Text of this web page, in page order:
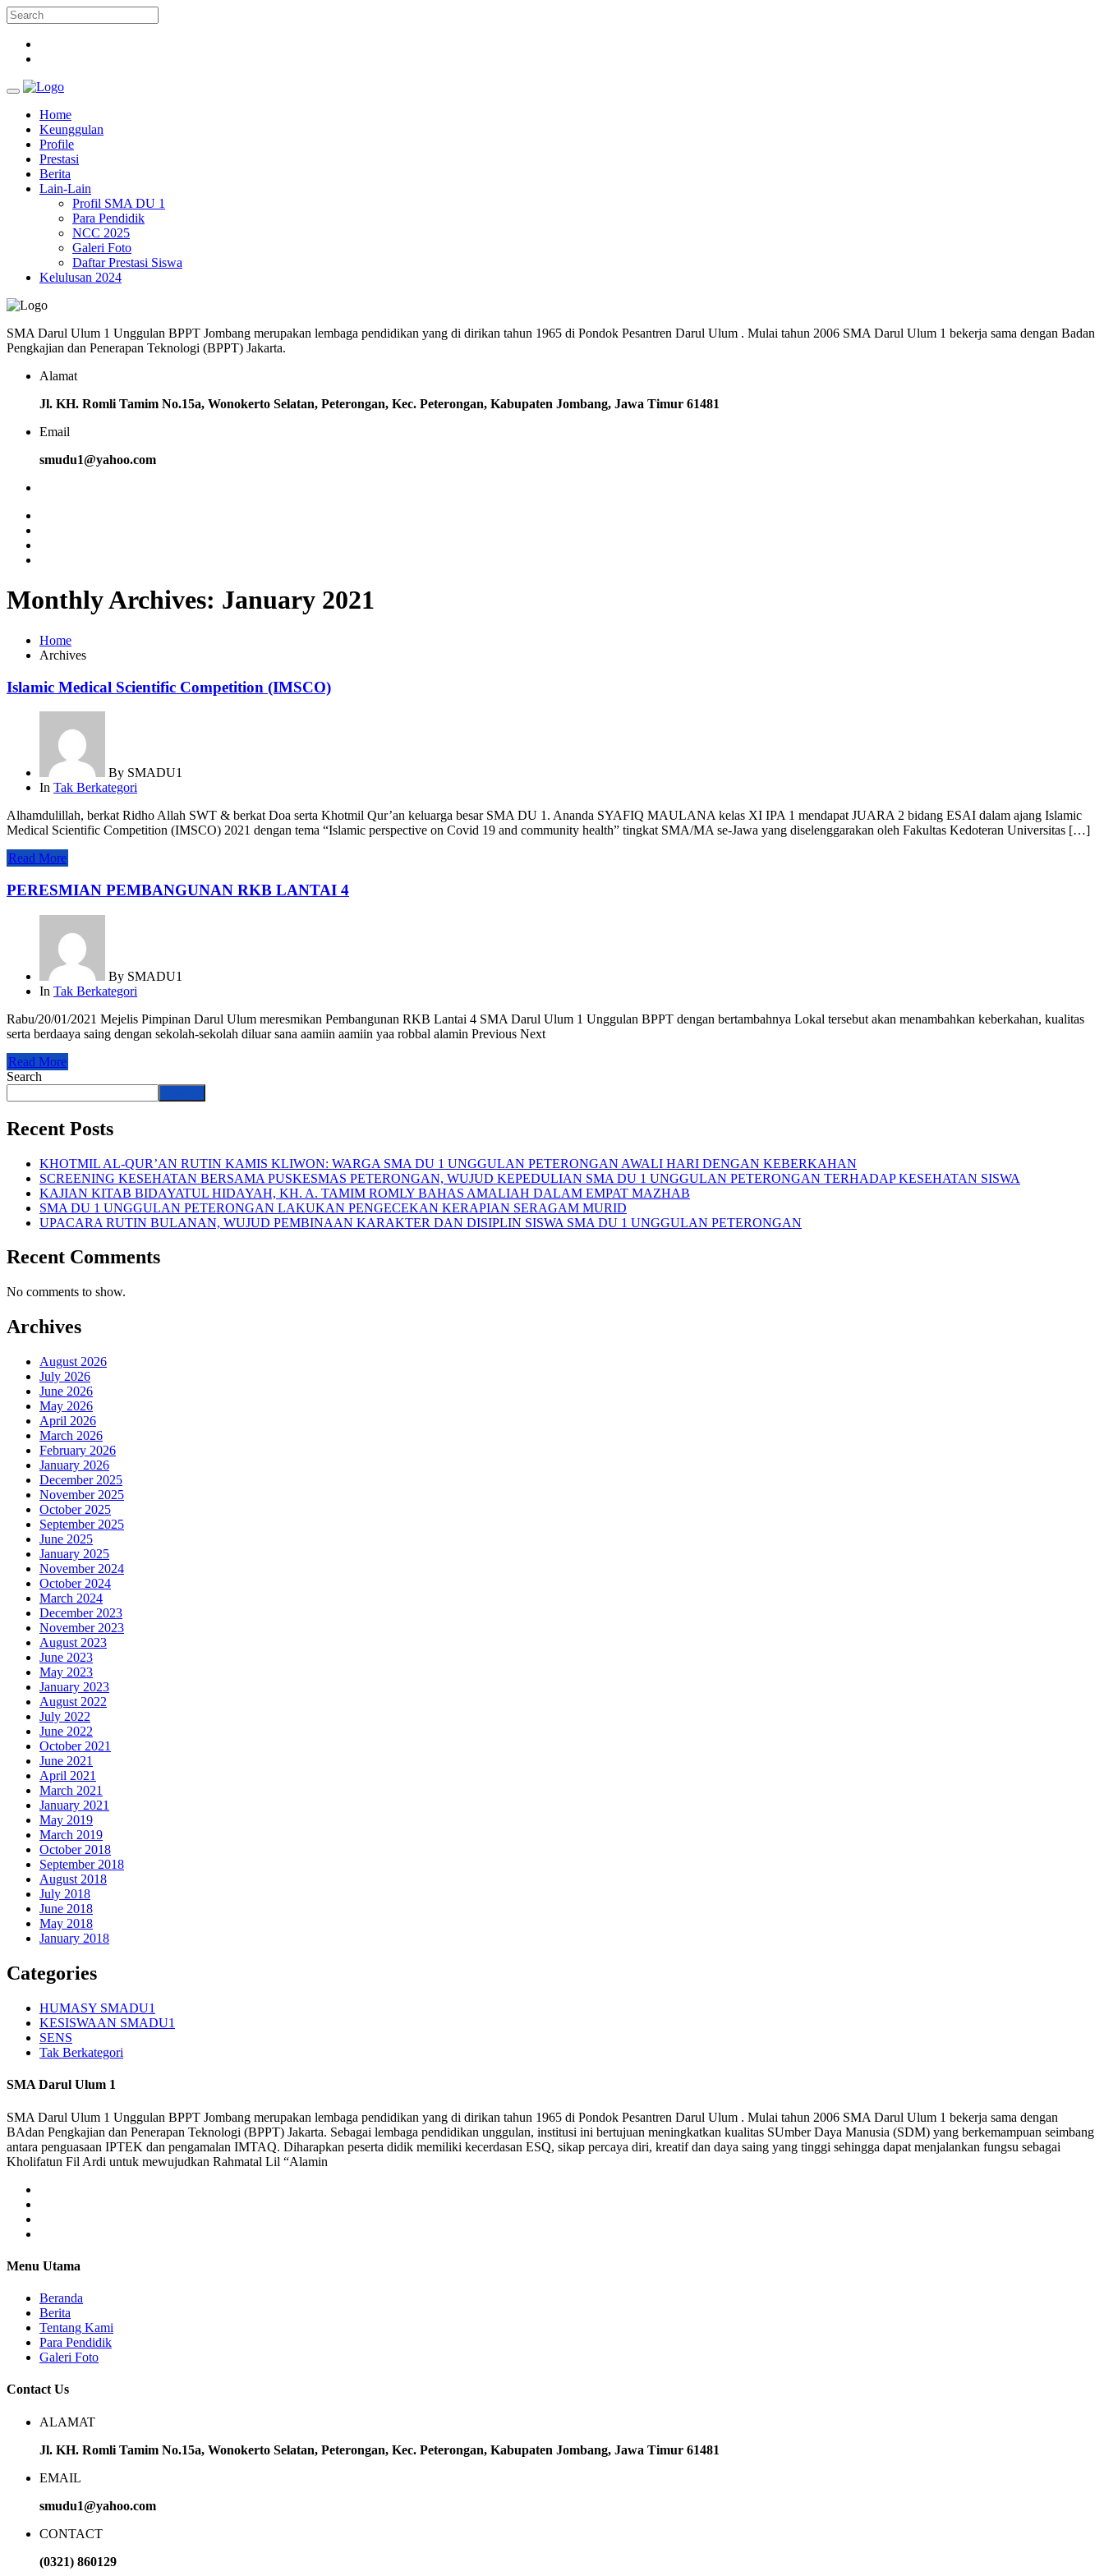
Home
Keunggulan
Profile
Prestasi
Berita
Lain-Lain
Profil SMA DU 1
Para Pendidik
NCC 2025
Galeri Foto
Daftar Prestasi Siswa
Kelulusan 2024
SMA Darul Ulum 1 Unggulan BPPT Jombang merupakan lembaga pendidikan yang di dirikan tahun 1965 di Pondok Pesantren Darul Ulum . Mulai tahun 2006 SMA Darul Ulum 1 bekerja sama dengan Badan
Pengkajian dan Penerapan Teknologi (BPPT) Jakarta.
Alamat
Jl. KH. Romli Tamim No.15a, Wonokerto Selatan, Peterongan, Kec. Peterongan, Kabupaten Jombang, Jawa Timur 61481
Email
smudu1@yahoo.com
Monthly Archives: January 2021
Home
Archives
Islamic Medical Scientific Competition (IMSCO)
By SMADU1
In Tak Berkategori
Alhamdulillah, berkat Ridho Allah SWT & berkat Doa serta Khotmil Qur’an keluarga besar SMA DU 1. Ananda SYAFIQ MAULANA kelas XI IPA 1 mendapat JUARA 2 bidang ESAI dalam ajang Islamic
Medical Scientific Competition (IMSCO) 2021 dengan tema “Islamic perspective on Covid 19 and community health” tingkat SMA/MA se-Jawa yang diselenggarakan oleh Fakultas Kedoteran Universitas […]
Read More
PERESMIAN PEMBANGUNAN RKB LANTAI 4
By SMADU1
In Tak Berkategori
Rabu/20/01/2021 Mejelis Pimpinan Darul Ulum meresmikan Pembangunan RKB Lantai 4 SMA Darul Ulum 1 Unggulan BPPT dengan bertambahnya Lokal tersebut akan menambahkan keberkahan, kualitas
serta berdaaya saing dengan sekolah-sekolah diluar sana aamiin aamiin yaa robbal alamin Previous Next
Read More
Search
Recent Posts
KHOTMIL AL-QUR’AN RUTIN KAMIS KLIWON: WARGA SMA DU 1 UNGGULAN PETERONGAN AWALI HARI DENGAN KEBERKAHAN
SCREENING KESEHATAN BERSAMA PUSKESMAS PETERONGAN, WUJUD KEPEDULIAN SMA DU 1 UNGGULAN PETERONGAN TERHADAP KESEHATAN SISWA
KAJIAN KITAB BIDAYATUL HIDAYAH, KH. A. TAMIM ROMLY BAHAS AMALIAH DALAM EMPAT MAZHAB
SMA DU 1 UNGGULAN PETERONGAN LAKUKAN PENGECEKAN KERAPIAN SERAGAM MURID
UPACARA RUTIN BULANAN, WUJUD PEMBINAAN KARAKTER DAN DISIPLIN SISWA SMA DU 1 UNGGULAN PETERONGAN
Recent Comments
No comments to show.
Archives
August 2026
July 2026
June 2026
May 2026
April 2026
March 2026
February 2026
January 2026
December 2025
November 2025
October 2025
September 2025
June 2025
January 2025
November 2024
October 2024
March 2024
December 2023
November 2023
August 2023
June 2023
May 2023
January 2023
August 2022
July 2022
June 2022
October 2021
June 2021
April 2021
March 2021
January 2021
May 2019
March 2019
October 2018
September 2018
August 2018
July 2018
June 2018
May 2018
January 2018
Categories
HUMASY SMADU1
KESISWAAN SMADU1
SENS
Tak Berkategori
SMA Darul Ulum 1
SMA Darul Ulum 1 Unggulan BPPT Jombang merupakan lembaga pendidikan yang di dirikan tahun 1965 di Pondok Pesantren Darul Ulum . Mulai tahun 2006 SMA Darul Ulum 1 bekerja sama dengan
BAdan Pengkajian dan Penerapan Teknologi (BPPT) Jakarta. Sebagai lembaga pendidikan unggulan, institusi ini bertujuan meningkatkan kualitas SUmber Daya Manusia (SDM) yang berkemampuan seimbang
antara penguasaan IPTEK dan pengamalan IMTAQ. Diharapkan peserta didik memiliki kecerdasan ESQ, sikap percaya diri, kreatif dan daya saing yang tinggi sehingga dapat menjalankan fungsu sebagai
Kholifatun Fil Ardi untuk mewujudkan Rahmatal Lil “Alamin
Menu Utama
Beranda
Berita
Tentang Kami
Para Pendidik
Galeri Foto
Contact Us
ALAMAT
Jl. KH. Romli Tamim No.15a, Wonokerto Selatan, Peterongan, Kec. Peterongan, Kabupaten Jombang, Jawa Timur 61481
EMAIL
smudu1@yahoo.com
CONTACT
(0321) 860129